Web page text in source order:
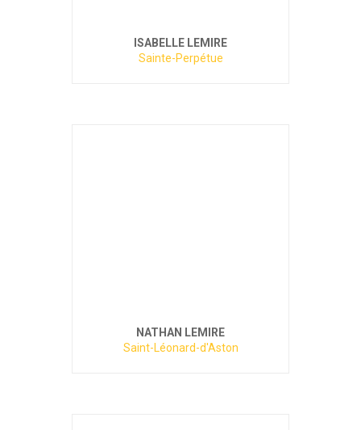
ISABELLE LEMIRE
Sainte-Perpétue
NATHAN LEMIRE
Saint-Léonard-d'Aston